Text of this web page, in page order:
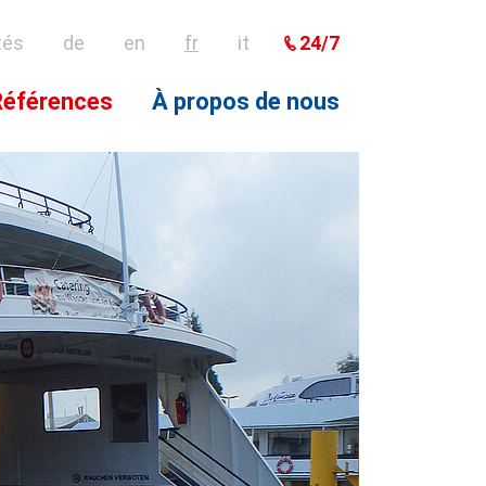
de en fr it 24/7
et réparations
Système de conduite
autonome
À propos de nous